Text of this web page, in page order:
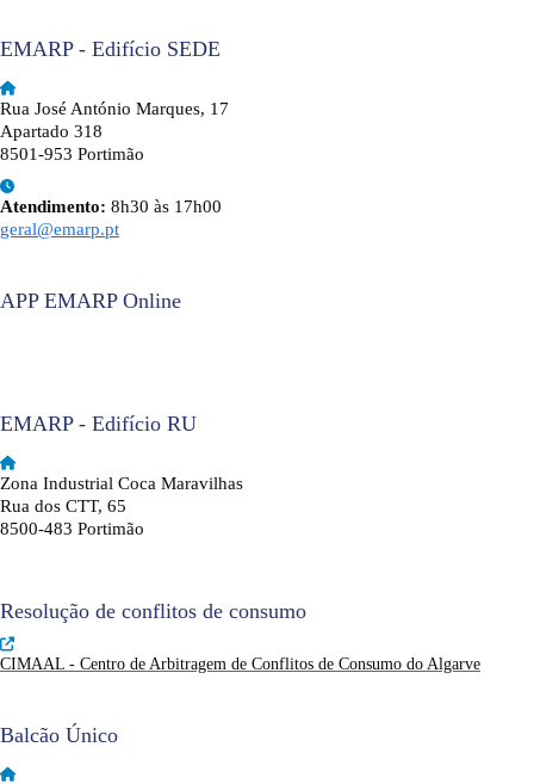
EMARP - Edifício SEDE
Rua José António Marques, 17
Apartado 318
8501-953 Portimão
Atendimento: 8h30 às 17h00
geral@emarp.pt
APP EMARP Online
EMARP - Edifício RU
Zona Industrial Coca Maravilhas
Rua dos CTT, 65
8500-483 Portimão
Resolução de conflitos de consumo
CIMAAL - Centro de Arbitragem de Conflitos de Consumo do Algarve
Balcão Único